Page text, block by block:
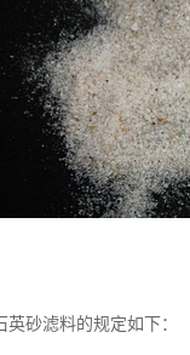
英砂滤料的规定如下：